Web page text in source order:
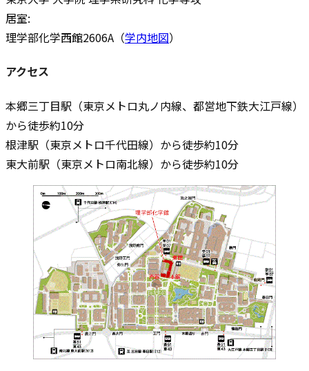
居室:
理学部化学西館2606A（学内地図）
アクセス
本郷三丁目駅（東京メトロ丸ノ内線、都営地下鉄大江戸線）
から徒歩約10分
根津駅（東京メトロ千代田線）から徒歩約10分
東大前駅（東京メトロ南北線）から徒歩約10分